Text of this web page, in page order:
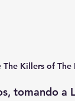
Killers of
tomando a